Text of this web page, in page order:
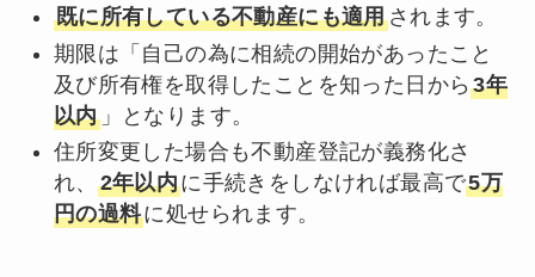
既に所有している不動産にも適用されます。
期限は「自己の為に相続の開始があったこと
及び所有権を取得したことを知った日から3年
以内」となります。
住所変更した場合も不動産登記が義務化さ
れ、 2年以内に手続きをしなければ最高で5万
円の過料に処せられます。